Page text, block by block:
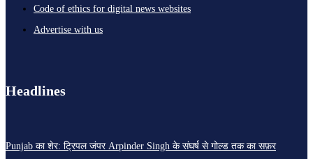
Code of ethics for digital news websites
Advertise with us
Headlines
Punjab का शेर: ट्रिपल जंपर Arpinder Singh के संघर्ष से गोल्ड तक का सफ़र